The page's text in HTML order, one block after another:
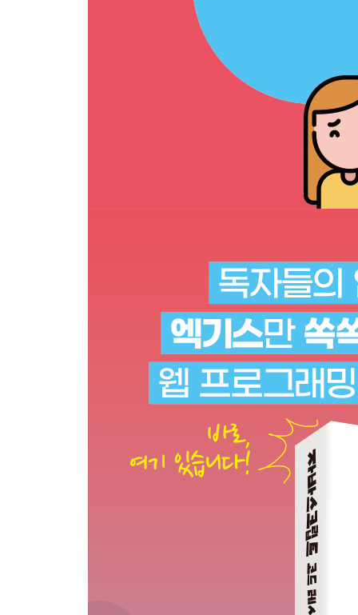
072 객체 요소 분할 대입(비구조화 할당)하기 152
073 객체 수정 제한하기 154
CHAPTER 4 데이터 심화 157
081 빈 데이터 이해하기 171
CHAPTER 5 날짜와 시간 173
082 날짜 다루기(연도) 174
083 날짜 다루기(월, 일) 175
084 시간 다루기 177
085 요일 다루기 179
086 현재 시간과 날짜 가져오기 181
087 날짜 문자열의 타임스탬프 확인하기 183
088 날짜 설정하기 184